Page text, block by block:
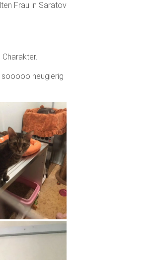
Frau in Saratov
sooooo neugierig